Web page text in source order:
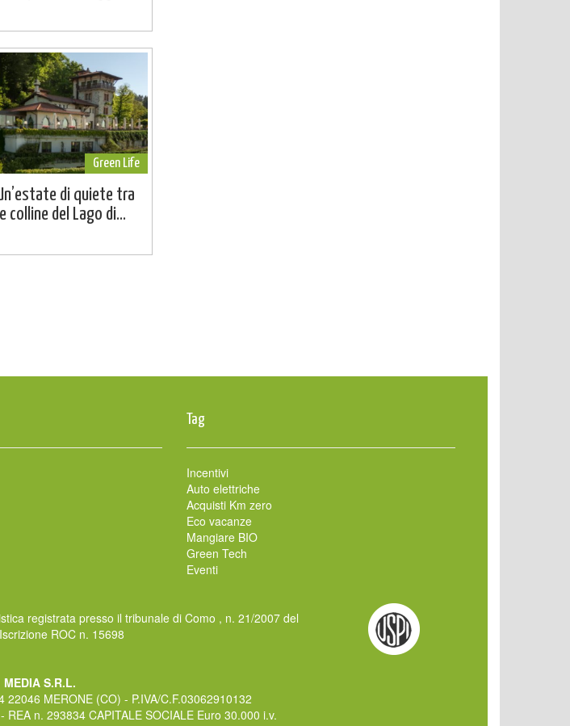
Green Life
di quiete tra
le colline del Lago di...
Tag
Incentivi
Auto elettriche
Acquisti Km zero
Eco vacanze
Mangiare BIO
Green Tech
Eventi
registrata presso il tribunale di Como , n. 21/2007 del
ROC n. 15698
MEDIA S.R.L.
22046 MERONE (CO) - P.IVA/C.F.03062910132
n. 293834 CAPITALE SOCIALE Euro 30.000 i.v.